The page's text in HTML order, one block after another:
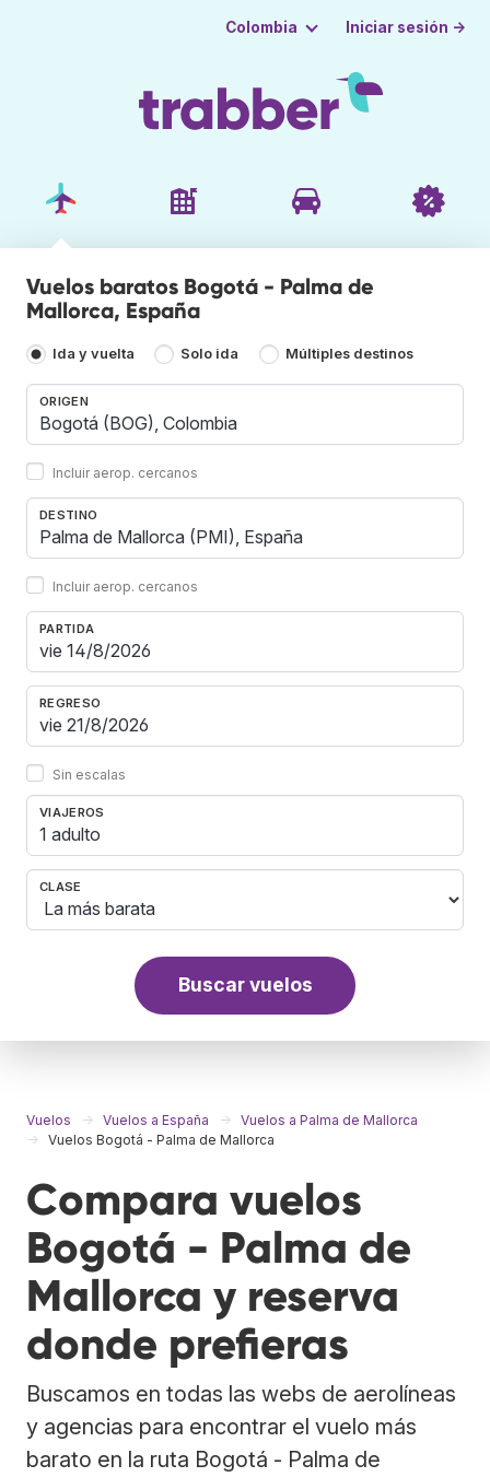
Colombia Iniciar sesión →
Vuelos baratos Bogotá - Palma de
Mallorca, España
Ida y vuelta Solo ida Múltiples destinos
ORIGEN
Incluir aerop. cercanos
DESTINO
Incluir aerop. cercanos
PARTIDA
REGRESO
Sin escalas
VIAJEROS
1 adulto
CLASE
Buscar vuelos
Vuelos Vuelos a España
Vuelos a Palma de Mallorca
Vuelos Bogotá - Palma de Mallorca
Compara vuelos
Bogotá - Palma de
Mallorca y reserva
donde prefieras
Buscamos en todas las webs de aerolíneas
y agencias para encontrar el vuelo más
barato en la ruta Bogotá - Palma de